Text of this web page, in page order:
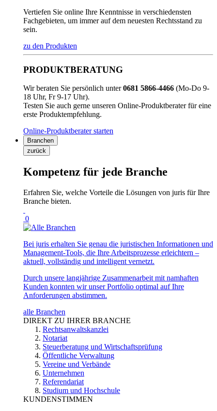
Vertiefen Sie online Ihre Kenntnisse in verschiedensten
Fachgebieten, um immer auf dem neuesten Rechtsstand zu
sein.
zu den Produkten
PRODUKTBERATUNG
Wir beraten Sie persönlich unter0681 5866-4466 (Mo-Do 9-
18 Uhr, Fr 9-17 Uhr).
Testen Sie auch gerne unseren Online-Produktberater für eine
erste Produktempfehlung.
Online-Produktberater starten
Branchen
zurück
Kompetenz für jede Branche
Erfahren Sie, welche Vorteile die Lösungen von juris für Ihre
Branche bieten.
0
Bei juris erhalten Sie genau die juristischen Informationen und
Management-Tools, die Ihre Arbeitsprozesse erleichtern –
aktuell, vollständig und intelligent vernetzt.
Durch unsere langjährige Zusammenarbeit mit namhaften
Kunden konnten wir unser Portfolio optimal auf Ihre
Anforderungen abstimmen.
alle Branchen
DIREKT ZU IHRER BRANCHE
Rechtsanwaltskanzlei
Notariat
Steuerberatung und Wirtschaftsprüfung
Öffentliche Verwaltung
Vereine und Verbände
Unternehmen
Referendariat
Studium und Hochschule
KUNDENSTIMMEN